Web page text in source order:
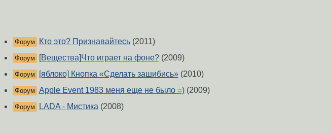
Форум Кто это? Признавайтесь(2011)
Форум [Вещества]Что играет на фоне?(2009)
Форум [яблоко] Кнопка «Сделать зашибись»(2010)
Форум Apple Event 1983 меня еще не было =)(2009)
Форум LADA - Мистика(2008)